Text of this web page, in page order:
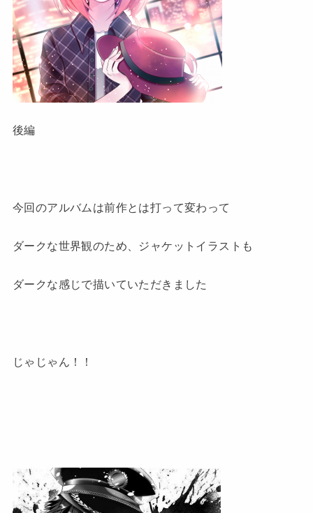
後編
今回のアルバムは前作とは打って変わって
ダークな世界観のため、ジャケットイラストも
ダークな感じで描いていただきました
じゃじゃん！！